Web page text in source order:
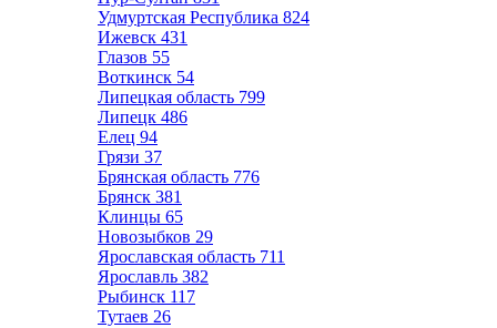
Удмуртская Республика 824
Ижевск 431
Глазов 55
Воткинск 54
Липецкая область 799
Липецк 486
Елец 94
Грязи 37
Брянская область 776
Брянск 381
Клинцы 65
Новозыбков 29
Ярославская область 711
Ярославль 382
Рыбинск 117
Тутаев 26